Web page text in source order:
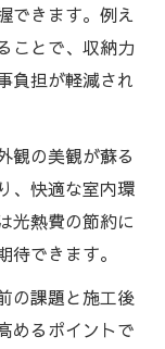
できます。例え
ことで、収納力
負担が軽減され
観の美観が蘇る
、快適な室内環
光熱費の節約に
できます。
の課題と施工後
めるポイントで